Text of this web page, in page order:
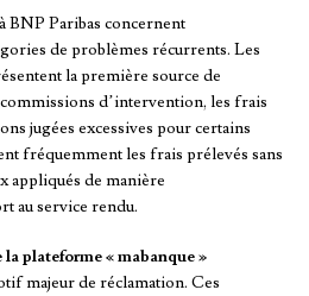
BNP Paribas concernent
de problèmes récurrents. Les
la première source de
d’intervention, les frais
jugées excessives pour certains
fréquemment les frais prélevés sans
appliqués de manière
au service rendu.
plateforme « mabanque »
majeur de réclamation. Ces